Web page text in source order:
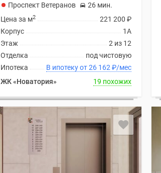
Проспект Ветеранов
26 мин.
221 200 ₽
Цена за м2
1А
Корпус
2 из 12
Этаж
под чистовую
Отделка
В ипотеку от 26 162 ₽/мес
Ипотека
ЖК «Новатория»
19 похожих